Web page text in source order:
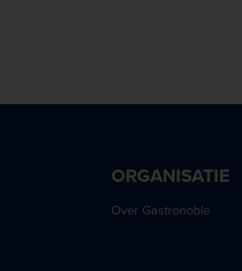
ORGANISATIE
Over Gastronoble